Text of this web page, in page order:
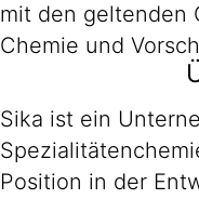
mit den geltenden
Chemie und
Sika ist ein
Position in der